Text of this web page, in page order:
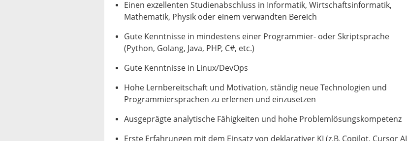
Einen exzellenten Studienabschluss in Informatik, Wirtschaftsinformatik,
Mathematik, Physik oder einem verwandten Bereich
Gute Kenntnisse in mindestens einer Programmier- oder Skriptsprache
(Python, Golang, Java, PHP, C#, etc.)
Gute Kenntnisse in Linux/DevOps
Hohe Lernbereitschaft und Motivation, ständig neue Technologien und
Programmiersprachen zu erlernen und einzusetzen
Ausgeprägte analytische Fähigkeiten und hohe Problemlösungskompetenz
Erste Erfahrungen mit dem Einsatz von deklarativer KI (z.B. Copilot, Cursor AI